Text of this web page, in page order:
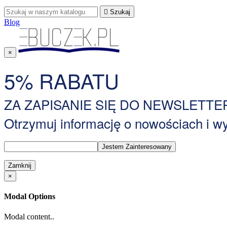
 Szukaj
Blog
×
5% RABATU
ZA ZAPISANIE SIĘ DO
Otrzymuj informację o nowościach i
Zamknij
×
Modal Options
Modal content..